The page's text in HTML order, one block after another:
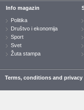
Info magazin
Politika
Društvo i ekonomija
Sport
Svet
Žuta stampa
Terms, conditions and